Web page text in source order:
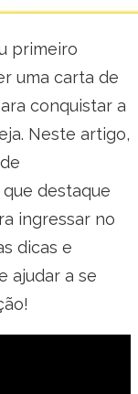
primeiro
uma carta de
conquistar a
Neste artigo,
destaque
ingressar no
dicas e
ajudar a se